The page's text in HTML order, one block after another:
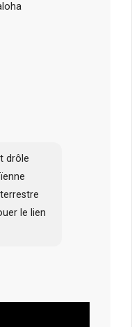
drôle
le lien